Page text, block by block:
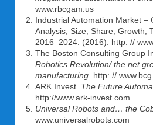
www.rbcgam.us
Industrial Automation Market –
Analysis, Size, Share, Growth,
2016–2024. (2016). http: //
The Boston Consulting Group
Robotics Revolution/ the net
manufacturing . http: //
ARK Invest. The Future
http://www.ark-invest.com
Universal Robots and… the
www.universalrobots.com